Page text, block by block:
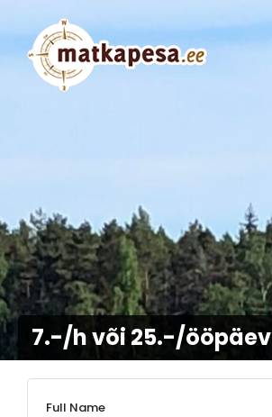
7.-/h või 25.-/ööpäev
Full Name